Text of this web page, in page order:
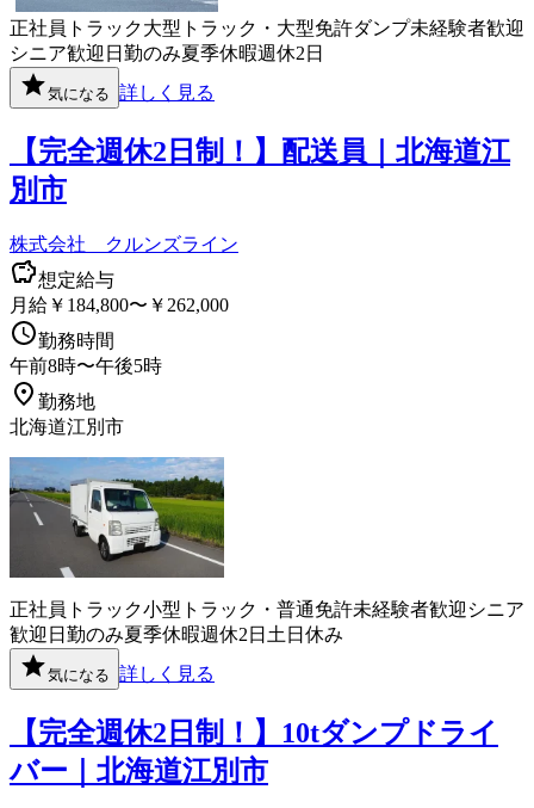
正社員 トラック大型トラック・大型免許ダンプ未経験者歓迎
シニア歓迎 日勤のみ夏季休暇週休2日
気になる 詳しく見る
【完全週休2日制！】配送員｜北海道江
別市
株式会社 クルンズライン
想定給与
月給￥184,800〜￥262,000
勤務時間
午前8時〜午後5時
勤務地
北海道江別市
正社員 トラック小型トラック・普通免許未経験者歓迎 シニア
歓迎 日勤のみ夏季休暇週休2日 土日休み
気になる 詳しく見る
【完全週休2日制！】10tダンプドライ
バー｜北海道江別市